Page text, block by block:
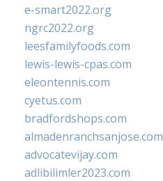
e-smart2022.org
ngrc2022.org
leesfamilyfoods.com
lewis-lewis-cpas.com
eleontennis.com
cyetus.com
bradfordshops.com
almadenranchsanjose.com
advocatevijay.com
adlibilimler2023.com